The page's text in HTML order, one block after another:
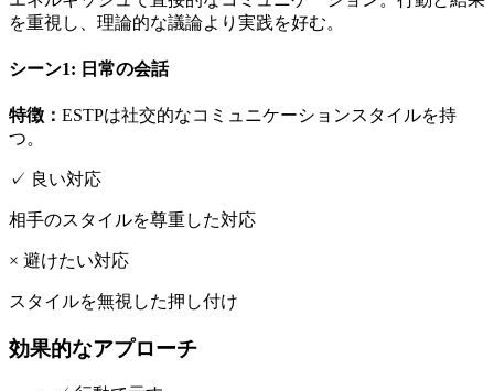
を重視し、理論的な議論より実践を好む。
シーン1: 日常の会話
特徴： ESTPは社交的なコミュニケーションスタイルを持
つ。
✓ 良い対応
相手のスタイルを尊重した対応
× 避けたい対応
スタイルを無視した押し付け
効果的なアプローチ